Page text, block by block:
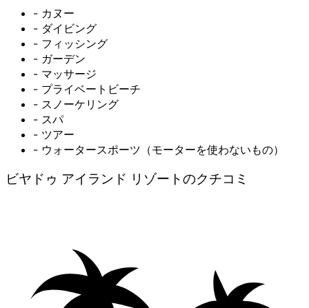
- カヌー
- ダイビング
- フィッシング
- ガーデン
- マッサージ
- プライベートビーチ
- スノーケリング
- スパ
- ツアー
- ウォータースポーツ（モーターを使わないもの）
ビヤドゥ アイランド リゾートのクチコミ